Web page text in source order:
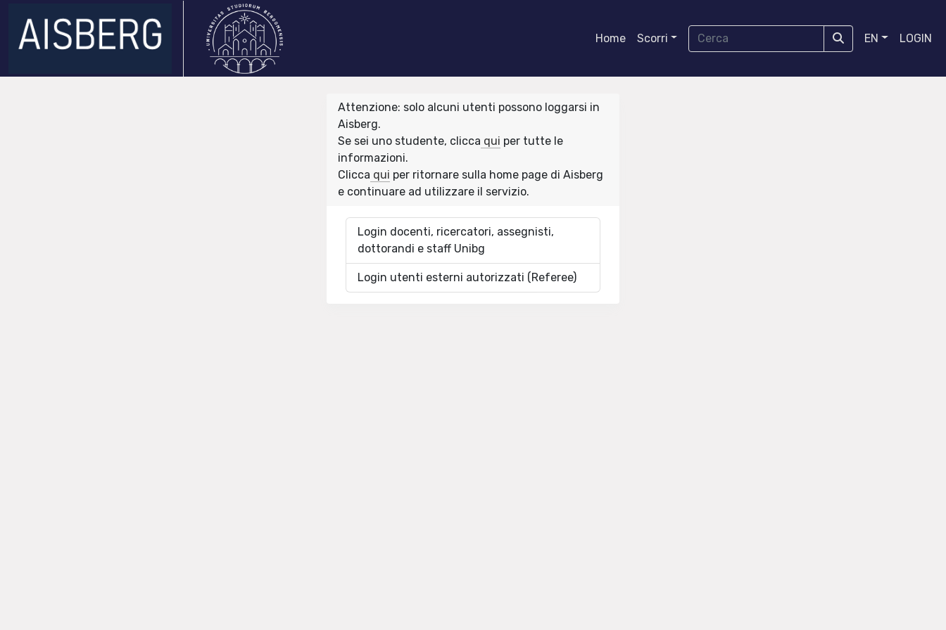
Home Scorri EN LOGIN
Attenzione: solo alcuni utenti possono loggarsi in
Aisberg.
Se sei uno studente, clicca qui per tutte le
informazioni.
Clicca qui per ritornare sulla home page di Aisberg
e continuare ad utilizzare il servizio.
Login docenti, ricercatori, assegnisti,
dottorandi e staff Unibg
Login utenti esterni autorizzati (Referee)